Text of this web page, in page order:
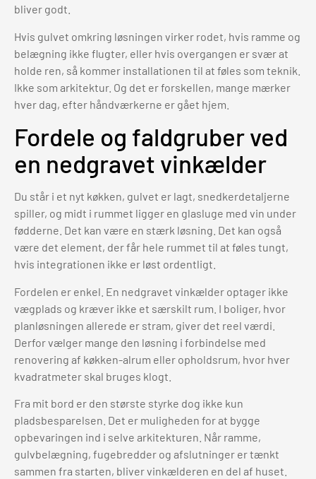
bliver godt.
Hvis gulvet omkring løsningen virker rodet, hvis ramme og
belægning ikke flugter, eller hvis overgangen er svær at
holde ren, så kommer installationen til at føles som teknik.
Ikke som arkitektur. Og det er forskellen, mange mærker
hver dag, efter håndværkerne er gået hjem.
Fordele og faldgruber ved
en nedgravet vinkælder
Du står i et nyt køkken, gulvet er lagt, snedkerdetaljerne
spiller, og midt i rummet ligger en glasluge med vin under
fødderne. Det kan være en stærk løsning. Det kan også
være det element, der får hele rummet til at føles tungt,
hvis integrationen ikke er løst ordentligt.
Fordelen er enkel. En nedgravet vinkælder optager ikke
vægplads og kræver ikke et særskilt rum. I boliger, hvor
planløsningen allerede er stram, giver det reel værdi.
Derfor vælger mange den løsning i forbindelse med
renovering af køkken-alrum eller opholdsrum, hvor hver
kvadratmeter skal bruges klogt.
Fra mit bord er den største styrke dog ikke kun
pladsbesparelsen. Det er muligheden for at bygge
opbevaringen ind i selve arkitekturen. Når ramme,
gulvbelægning, fugebredder og afslutninger er tænkt
sammen fra starten, bliver vinkælderen en del af huset.